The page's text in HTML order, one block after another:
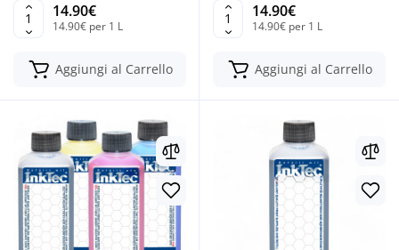
14.90€
14.90€ per 1 L
Aggiungi al Carrello
14.90€
14.90€ per 1 L
Aggiungi al Carrello